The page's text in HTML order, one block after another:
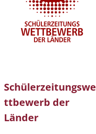
Schülerzeitungswe
ttbewerb der
Länder